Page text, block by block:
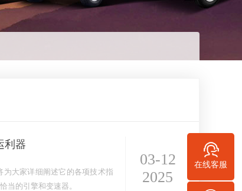
利器
大家详细阐述它的各项技术指
当的引擎和变速器。
03-12
2025
在线客服